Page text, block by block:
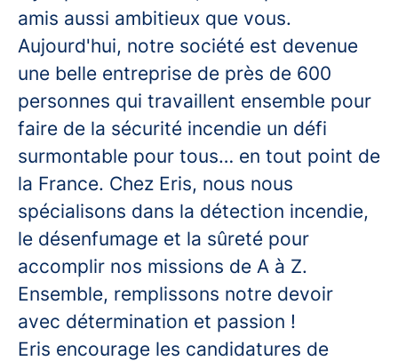
amis aussi ambitieux que vous.
Aujourd'hui, notre société est devenue
une belle entreprise de près de 600
personnes qui travaillent ensemble pour
faire de la sécurité incendie un défi
surmontable pour tous… en tout point de
la France. Chez Eris, nous nous
spécialisons dans la détection incendie,
le désenfumage et la sûreté pour
accomplir nos missions de A à Z.
Ensemble, remplissons notre devoir
avec détermination et passion !
Eris encourage les candidatures de